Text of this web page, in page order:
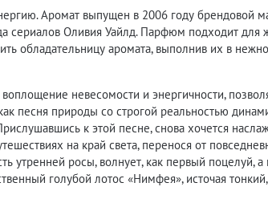
Аромат выпущен в 2006 году брендовой
сериалов Оливия Уайлд. Парфюм подходит
обладательницу аромата, выполнив их в
невесомости и энергичности,
песня природы со строгой реальностью
к этой песне, снова хочется
на край света, перенося от
утренней росы, волнует, как первый поцелуй,
голубой лотос «Нимфея», источая